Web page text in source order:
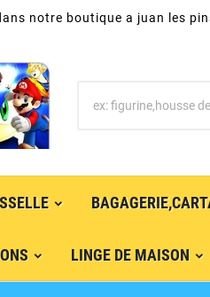
notre boutique a juan les
LINGE DE MAISON